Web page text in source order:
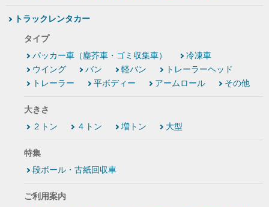
トラックレンタカー
タイプ
パッカー車（塵芥車・ゴミ収集車）
冷凍車
ウイング
バン 軽バン
トレーラーヘッド
トレーラー
平ボディー アームロール その他
大きさ
２トン
４トン 増トン 大型
特集
段ボール・古紙回収車
ご利用案内